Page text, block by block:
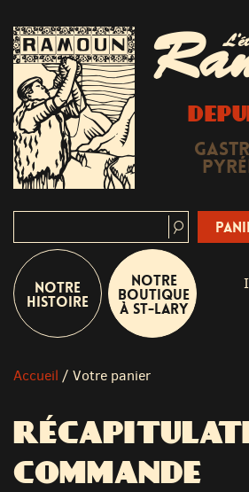
Notre
Histoire
Notre
boutique
à St-Lary
Accueil / Votre panier
COMMANDE